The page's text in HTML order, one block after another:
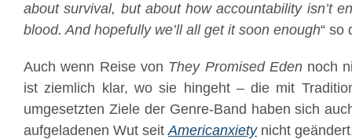
about survival, but about how accountability isn’t
blood. And hopefully we’ll all get it soon enough“ so
Auch wenn Reise von They Promised Eden noch
ist ziemlich klar, wo sie hingeht – die mit
umgesetzten Ziele der Genre-Band haben sich
aufgeladenen Wut seitAmericanxietynicht